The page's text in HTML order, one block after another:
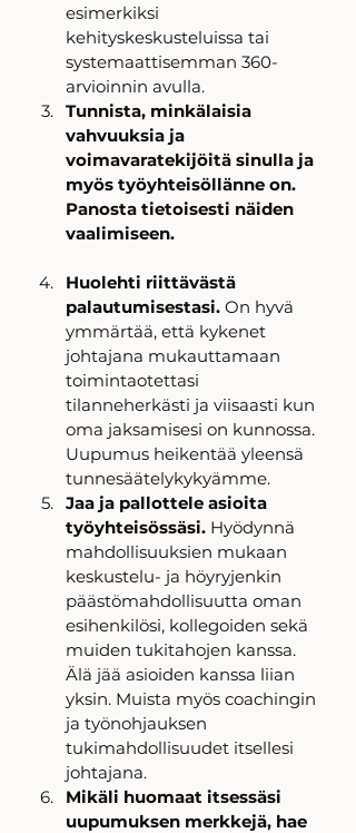
esimerkiksi
kehityskeskusteluissa tai
systemaattisemman 360-
arvioinnin avulla.
Tunnista, minkälaisia
vahvuuksia ja
voimavaratekijöitä sinulla ja
myös työyhteisöllänne on.
Panosta tietoisesti näiden
vaalimiseen.
Huolehti riittävästä
palautumisestasi. On hyvä
ymmärtää, että kykenet
johtajana mukauttamaan
toimintaotettasi
tilanneherkästi ja viisaasti kun
oma jaksamisesi on kunnossa.
Uupumus heikentää yleensä
tunnesäätelykykyämme.
Jaa ja pallottele asioita
työyhteisössäsi. Hyödynnä
mahdollisuuksien mukaan
keskustelu- ja höyryjenkin
päästömahdollisuutta oman
esihenkilösi, kollegoiden sekä
muiden tukitahojen kanssa.
Älä jää asioiden kanssa liian
yksin. Muista myös coachingin
ja työnohjauksen
tukimahdollisuudet itsellesi
johtajana.
Mikäli huomaat itsessäsi
uupumuksen merkkejä, hae